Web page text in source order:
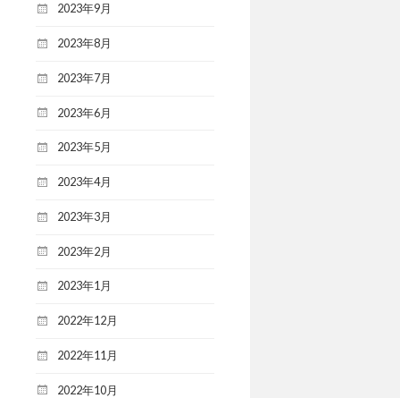
2023年9月
2023年8月
2023年7月
2023年6月
2023年5月
2023年4月
2023年3月
2023年2月
2023年1月
2022年12月
2022年11月
2022年10月